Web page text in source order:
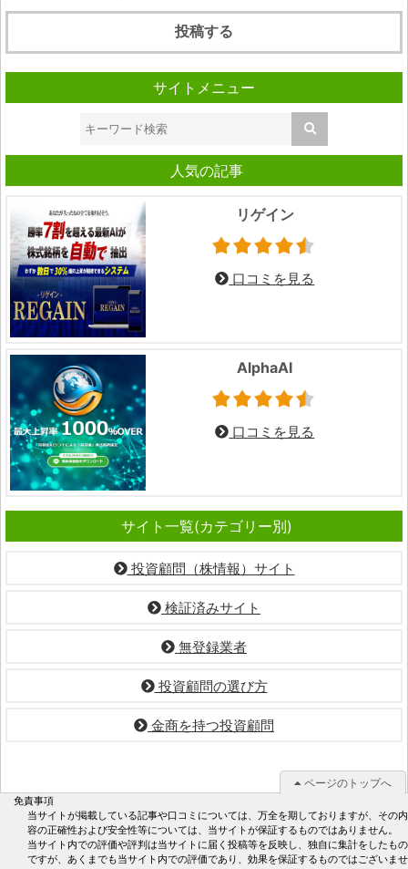
サイトメニュー
人気の記事
リゲイン
口コミを見る
AlphaAI
口コミを見る
サイト一覧(カテゴリー別)
投資顧問（株情報）サイト
検証済みサイト
無登録業者
投資顧問の選び方
金商を持つ投資顧問
免責事項
当サイトが掲載している記事や口コミについては、万全を期しておりますが、その内
容の正確性および安全性等については、当サイトが保証するものではありません。
当サイト内での評価や評判は当サイトに届く投稿等を反映し、独自に集計をしたもの
ですが、あくまでも当サイト内での評価であり、効果を保証するものではございませ
ページのトップへ